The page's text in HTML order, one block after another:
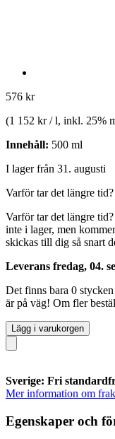
576 kr
(1 152 kr / l, inkl. 25%
Innehåll: 500 ml
I lager från 31. augusti
Varför tar det längre tid?
Varför tar det längre tid?
inte i lager, men
skickas till dig så snart
Leverans fredag, 04.
Det finns bara 0
är på väg! Om fler
Lägg i varukorgen
Sverige: Fri
Mer information om
Egenskaper och